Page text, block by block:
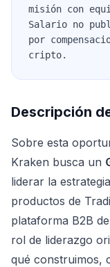
misión con
Salario no
por
cripto.
Descripción
Sobre esta
Kraken busca un
liderar la
productos de
plataforma B2B
rol de liderazgo
qué construimos,